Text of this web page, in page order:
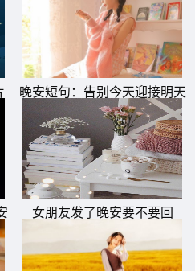
的;做人成功，不成功也是暂时
切，其余的全是片刻的欢娱和
着同样感受的人，都会错身而
为了总有一天要看穿，每天都
晚安短句：告别今天迎接明天
正能量的句子
女朋友发了晚安要不要回